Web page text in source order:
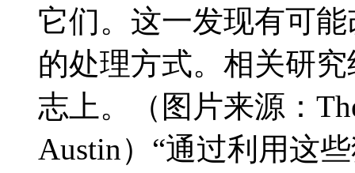
它们。这一发现有可
的处理方式。相关研
志上。（图片来源：
Austin）“通过利用这